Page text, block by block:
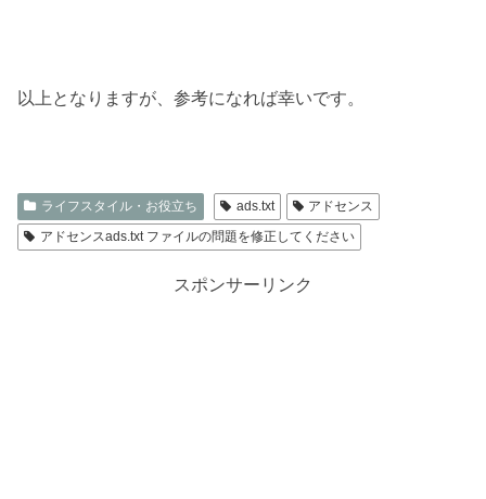
以上となりますが、参考になれば幸いです。
ライフスタイル・お役立ち ads.txt
アドセンス
アドセンスads.txt ファイルの問題を修正してください
スポンサーリンク